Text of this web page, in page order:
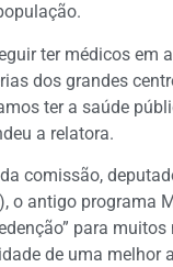
ter médicos em
dos grandes
ter a saúde
a relatora.
comissão,
o antigo programa
para
de uma melhor